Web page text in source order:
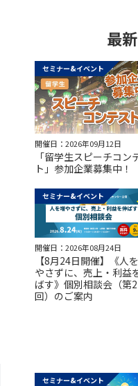
最
セミナー&イベント
開催日：2026年09月12日
「留学生スピーチコン
ト」参加企業募集中！
セミナー&イベント
開催日：2026年08月24日
【8月24日開催】《人
やさずに、売上・利益
ばす》個別相談会（第2
回）のご案内
セミナー&イベント